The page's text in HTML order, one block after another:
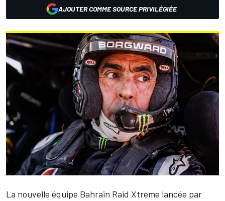
AJOUTER COMME SOURCE PRIVILÉGIÉE
La nouvelle équipe Bahrain Raid Xtreme lancée par